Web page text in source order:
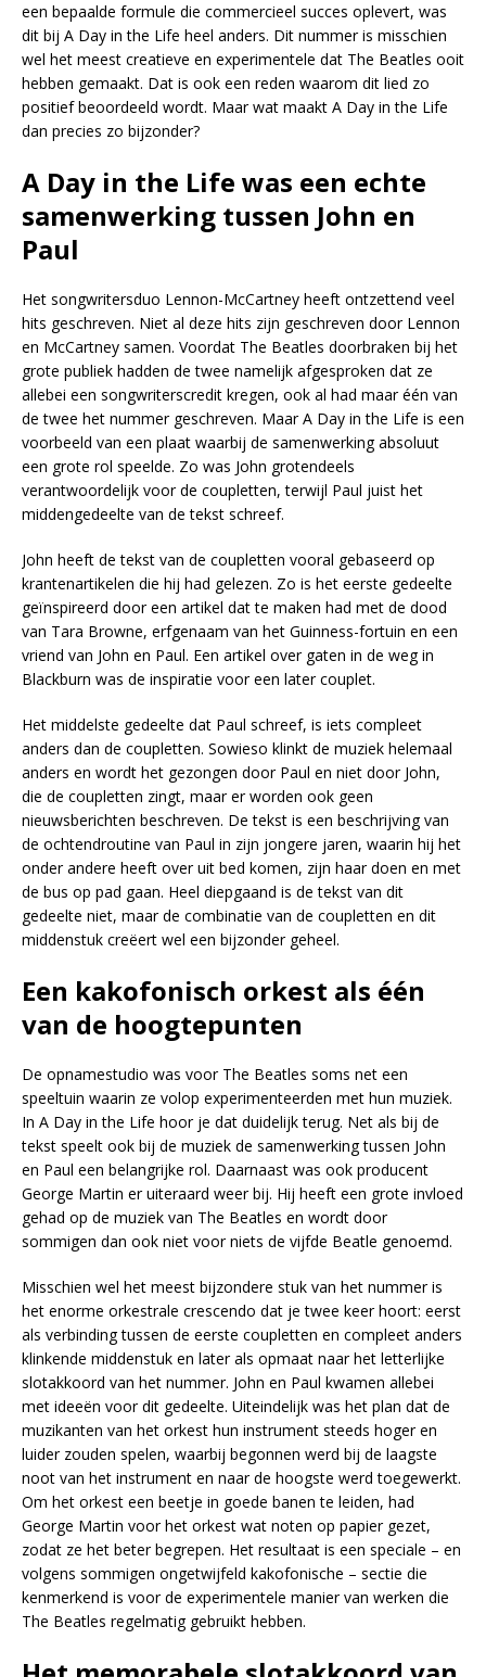
een bepaalde formule die commercieel succes oplevert, was
dit bij A Day in the Life heel anders. Dit nummer is misschien
wel het meest creatieve en experimentele dat The Beatles ooit
hebben gemaakt. Dat is ook een reden waarom dit lied zo
positief beoordeeld wordt. Maar wat maakt A Day in the Life
dan precies zo bijzonder?
A Day in the Life was een echte
samenwerking tussen John en
Paul
Het songwritersduo Lennon-McCartney heeft ontzettend veel
hits geschreven. Niet al deze hits zijn geschreven door Lennon
en McCartney samen. Voordat The Beatles doorbraken bij het
grote publiek hadden de twee namelijk afgesproken dat ze
allebei een songwriterscredit kregen, ook al had maar één van
de twee het nummer geschreven. Maar A Day in the Life is een
voorbeeld van een plaat waarbij de samenwerking absoluut
een grote rol speelde. Zo was John grotendeels
verantwoordelijk voor de coupletten, terwijl Paul juist het
middengedeelte van de tekst schreef.
John heeft de tekst van de coupletten vooral gebaseerd op
krantenartikelen die hij had gelezen. Zo is het eerste gedeelte
geïnspireerd door een artikel dat te maken had met de dood
van Tara Browne, erfgenaam van het Guinness-fortuin en een
vriend van John en Paul. Een artikel over gaten in de weg in
Blackburn was de inspiratie voor een later couplet.
Het middelste gedeelte dat Paul schreef, is iets compleet
anders dan de coupletten. Sowieso klinkt de muziek helemaal
anders en wordt het gezongen door Paul en niet door John,
die de coupletten zingt, maar er worden ook geen
nieuwsberichten beschreven. De tekst is een beschrijving van
de ochtendroutine van Paul in zijn jongere jaren, waarin hij het
onder andere heeft over uit bed komen, zijn haar doen en met
de bus op pad gaan. Heel diepgaand is de tekst van dit
gedeelte niet, maar de combinatie van de coupletten en dit
middenstuk creëert wel een bijzonder geheel.
Een kakofonisch orkest als één
van de hoogtepunten
De opnamestudio was voor The Beatles soms net een
speeltuin waarin ze volop experimenteerden met hun muziek.
In A Day in the Life hoor je dat duidelijk terug. Net als bij de
tekst speelt ook bij de muziek de samenwerking tussen John
en Paul een belangrijke rol. Daarnaast was ook producent
George Martin er uiteraard weer bij. Hij heeft een grote invloed
gehad op de muziek van The Beatles en wordt door
sommigen dan ook niet voor niets de vijfde Beatle genoemd.
Misschien wel het meest bijzondere stuk van het nummer is
het enorme orkestrale crescendo dat je twee keer hoort: eerst
als verbinding tussen de eerste coupletten en compleet anders
klinkende middenstuk en later als opmaat naar het letterlijke
slotakkoord van het nummer. John en Paul kwamen allebei
met ideeën voor dit gedeelte. Uiteindelijk was het plan dat de
muzikanten van het orkest hun instrument steeds hoger en
luider zouden spelen, waarbij begonnen werd bij de laagste
noot van het instrument en naar de hoogste werd toegewerkt.
Om het orkest een beetje in goede banen te leiden, had
George Martin voor het orkest wat noten op papier gezet,
zodat ze het beter begrepen. Het resultaat is een speciale – en
volgens sommigen ongetwijfeld kakofonische – sectie die
kenmerkend is voor de experimentele manier van werken die
The Beatles regelmatig gebruikt hebben.